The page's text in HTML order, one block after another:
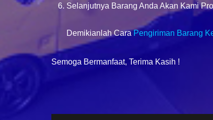
Selanjutnya Barang Anda Akan Kami
Demikianlah CaraPengiriman Barang
Semoga Bermanfaat, Terima Kasih !